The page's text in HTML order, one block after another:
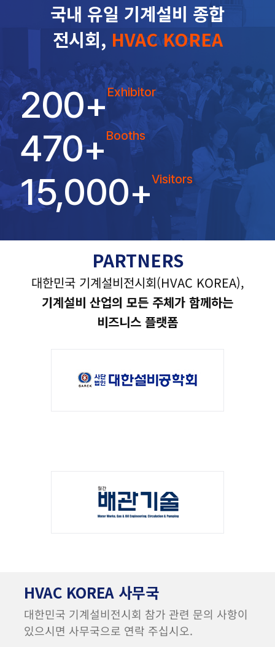
국내 유일 기계설비 종합
전시회, HVAC KOREA
200+Exhibitor
470+ Booths
15,000+Visitors
PARTNERS
대한민국 기계설비전시회(HVAC KOREA),
기계설비 산업의 모든 주체가 함께하는
비즈니스 플랫폼
HVAC KOREA 사무국
대한민국 기계설비전시회 참가 관련 문의 사항이
있으시면 사무국으로 연락 주십시오.